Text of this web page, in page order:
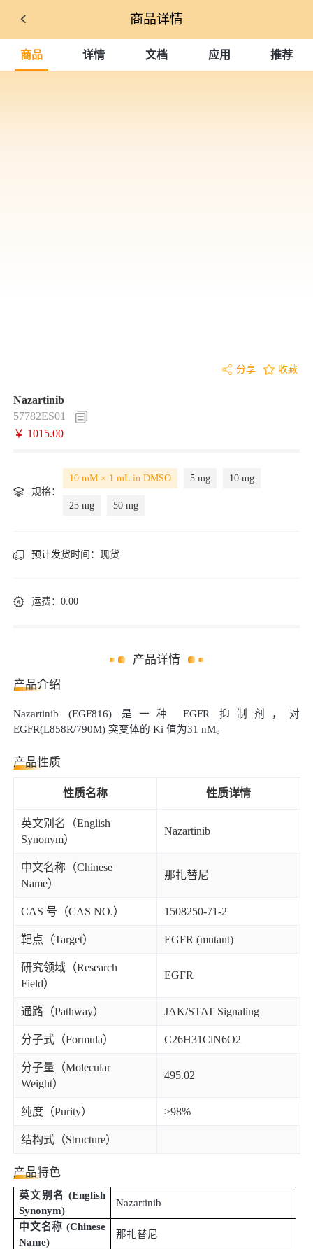
商品详情
商品 详情 文档 应用 推荐
分享 收藏
Nazartinib
57782ES01
￥ 1015.00
规格：
10 mM × 1 mL in DMSO 5 mg 10 mg
25 mg 50 mg
预计发货时间： 现货
运费：0.00
产品详情
产品介绍
Nazartinib (EGF816) 是一种 EGFR 抑制剂，对
EGFR(L858R/790M) 突变体的 Ki 值为31 nM。
产品性质
性质名称 性质详情
英文别名（English
Synonym）
Nazartinib
中文名称（Chinese
Name）
那扎替尼
CAS 号（CAS NO.） 1508250-71-2
靶点（Target） EGFR (mutant)
研究领域（Research
Field）
EGFR
通路（Pathway） JAK/STAT Signaling
分子式（Formula） C26H31ClN6O2
分子量（Molecular
Weight）
495.02
纯度（Purity） ≥98%
结构式（Structure）
产品特色
英文别名 (English
Synonym)
Nazartinib
中文名称 (Chinese
Name)
那扎替尼